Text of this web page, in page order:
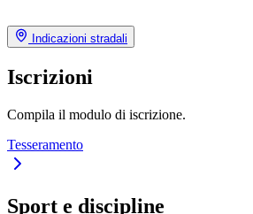
Indicazioni stradali
Iscrizioni
Compila il modulo di iscrizione.
Tesseramento
Sport e discipline